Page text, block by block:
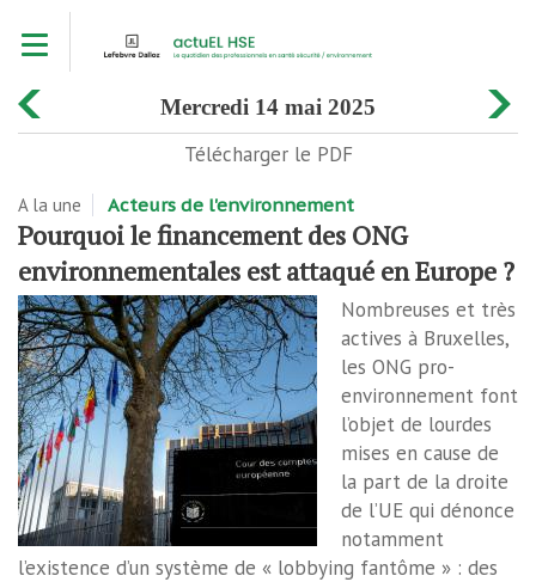
contenu
mercredi 14 mai 2025
Télécharger le PDF
A la une Acteurs de l'environnement
Pourquoi le financement des ONG
environnementales est attaqué en Europe ?
Nombreuses et très
actives à Bruxelles,
les ONG pro-
environnement font
l’objet de lourdes
mises en cause de
la part de la droite
de l’UE qui dénonce
notamment
l’existence d’un système de « lobbying fantôme » : des